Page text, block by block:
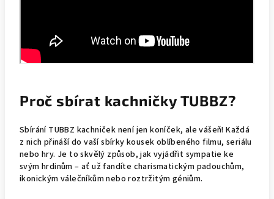
Proč sbírat kachničky TUBBZ?
Sbírání TUBBZ kachniček není jen koníček, ale vášeň! Každá
z nich přináší do vaší sbírky kousek oblíbeného filmu, seriálu
nebo hry. Je to skvělý způsob, jak vyjádřit sympatie ke
svým hrdinům – ať už fandíte charismatickým padouchům,
ikonickým válečníkům nebo roztržitým géniům.